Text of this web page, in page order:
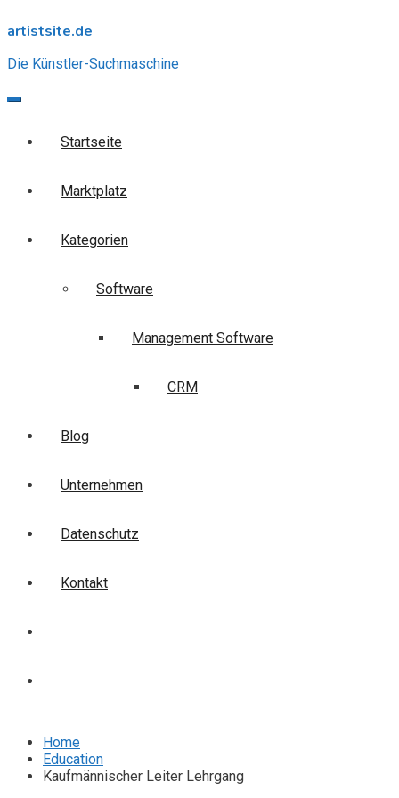
to
artistsite.de
Die Künstler-Suchmaschine
Startseite
Marktplatz
Kategorien
Software
Management Software
CRM
Blog
Unternehmen
Datenschutz
Kontakt
Home
Education
Kaufmännischer Leiter Lehrgang